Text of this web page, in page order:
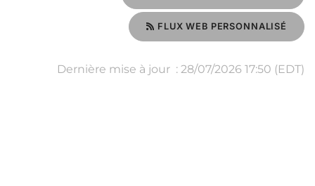
FLUX WEB PERSONNALISÉ
Dernière mise à jour : 28/07/2026 17:50 (EDT)